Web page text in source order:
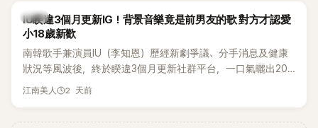
韓星
IU睽違3個月更新IG！背景音樂竟是前男友的歌 對方才認愛
小18歲新歡
南韓歌手兼演員IU（李知恩）歷經新劇爭議、分手消息及健康
狀況等風波後，終於睽違3個月更新社群平台，一口氣曬出20
張近況照，讓大批粉絲又驚又喜。不過，比起照片本身，更引
江南美人 2 天前